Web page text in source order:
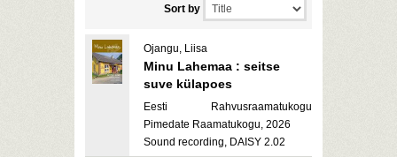
Sort by
Ojangu, Liisa
Minu Lahemaa : seitse
suve külapoes
Eesti Rahvusraamatukogu
Pimedate Raamatukogu, 2026
Sound recording, DAISY 2.02